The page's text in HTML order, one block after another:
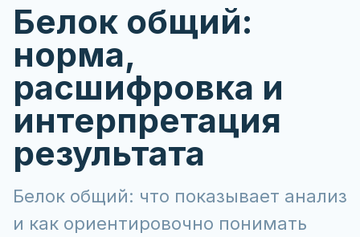
Белок общий:
норма,
расшифровка и
интерпретация
результата
Белок общий: что показывает анализ
и как ориентировочно понимать